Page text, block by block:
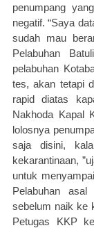
penumpang
negatif. “Saya
sudah mau
Pelabuhan
pelabuhan
tes, akan tetapi
rapid diatas
Nakhoda Kapal
lolosnya
saja disini,
kekarantinaan,
untuk
Pelabuhan
sebelum naik ke
Petugas KKP